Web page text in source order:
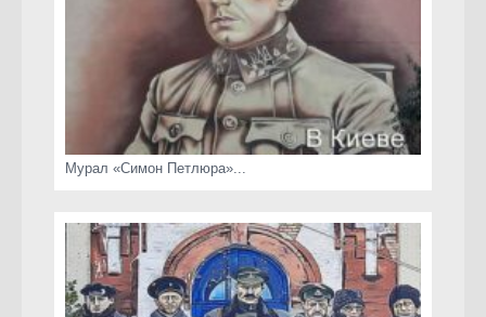
Мурал «Симон Петлюра»...